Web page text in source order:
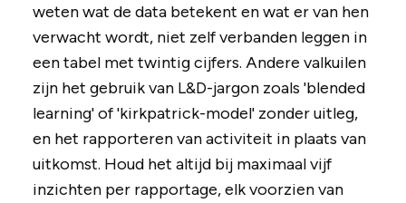
weten wat de data betekent en wat er van hen
verwacht wordt, niet zelf verbanden leggen in
een tabel met twintig cijfers. Andere valkuilen
zijn het gebruik van L&D-jargon zoals 'blended
learning' of 'kirkpatrick-model' zonder uitleg,
en het rapporteren van activiteit in plaats van
uitkomst. Houd het altijd bij maximaal vijf
inzichten per rapportage, elk voorzien van